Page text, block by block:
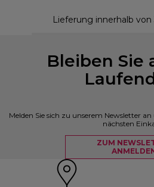
Lieferung innerhalb
Bleiben Sie
Melden Sie sich zu unserem Newsletter
nächsten
ZUM